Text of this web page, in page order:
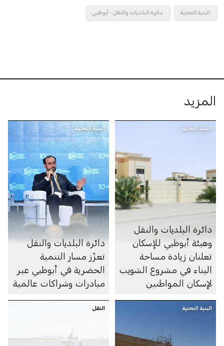
البنية التحتية دائرة البلديات والنقل - أبوظبي
المزيد
البنية التحتية
دائرة البلديات والنقل
وهيئة أبوظبي للإسكان
تعلنان زيادة مساحة
البناء في مشروع الشويب
لإسكان المواطنين
البنية التحتية
دائرة البلديات والنقل
تعزّز مسار التنمية
الحضرية في أبوظبي عبر
مبادرات وشراكات عالمية
البنية التحتية النقل